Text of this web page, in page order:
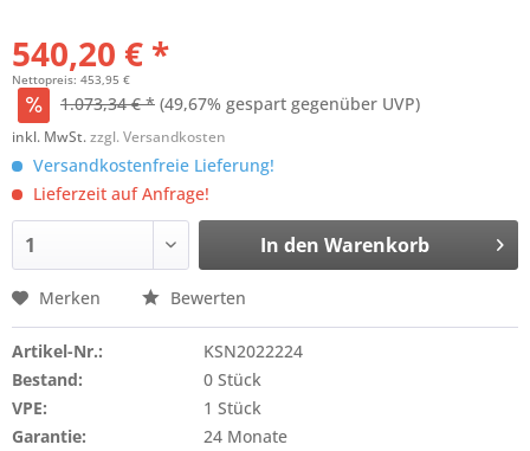
540,20 € *
Nettopreis: 453,95 €
1.073,34 € * (49,67% gespart gegenüber UVP)
inkl. MwSt.zzgl. Versandkosten
Versandkostenfreie Lieferung!
Lieferzeit auf Anfrage!
In den Warenkorb
Merken Bewerten
Artikel-Nr.:
KSN2022224
Bestand:
0 Stück
VPE:
1 Stück
Garantie:
24 Monate